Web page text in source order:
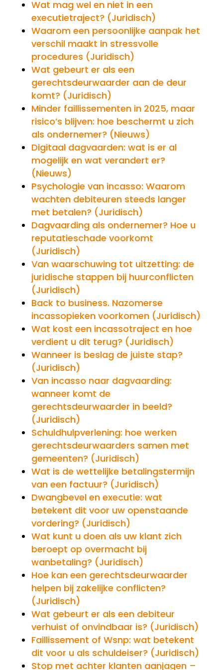
Wat mag wel en niet in een
executietraject? (Juridisch)
Waarom een persoonlijke aanpak het
verschil maakt in stressvolle
procedures (Juridisch)
Wat gebeurt er als een
gerechtsdeurwaarder aan de deur
komt? (Juridisch)
Minder faillissementen in 2025, maar
risico’s blijven: hoe beschermt u zich
als ondernemer? (Nieuws)
Digitaal dagvaarden: wat is er al
mogelijk en wat verandert er?
(Nieuws)
Psychologie van incasso: Waarom
wachten debiteuren steeds langer
met betalen? (Juridisch)
Dagvaarding als ondernemer? Hoe u
reputatieschade voorkomt
(Juridisch)
Van waarschuwing tot uitzetting: de
juridische stappen bij huurconflicten
(Juridisch)
Back to business. Nazomerse
incassopieken voorkomen (Juridisch)
Wat kost een incassotraject en hoe
verdient u dit terug? (Juridisch)
Wanneer is beslag de juiste stap?
(Juridisch)
Van incasso naar dagvaarding:
wanneer komt de
gerechtsdeurwaarder in beeld?
(Juridisch)
Schuldhulpverlening: hoe werken
gerechtsdeurwaarders samen met
gemeenten? (Juridisch)
Wat is de wettelijke betalingstermijn
van een factuur? (Juridisch)
Dwangbevel en executie: wat
betekent dit voor uw openstaande
vordering? (Juridisch)
Wat kunt u doen als uw klant zich
beroept op overmacht bij
wanbetaling? (Juridisch)
Hoe kan een gerechtsdeurwaarder
helpen bij zakelijke conflicten?
(Juridisch)
Wat gebeurt er als een debiteur
verhuist of onvindbaar is? (Juridisch)
Faillissement of Wsnp: wat betekent
dit voor u als schuldeiser? (Juridisch)
Stop met achter klanten aanjagen –